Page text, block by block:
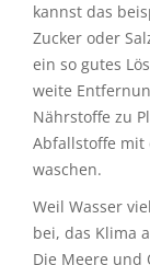
kannst das
Zucker oder
ein so gutes
weite
Nährstoffe zu
Abfallstoffe mit
waschen.
Weil Wasser viel
bei, das Klima
Die Meere und